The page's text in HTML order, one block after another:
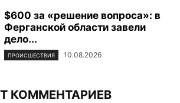
$600 за «решение вопроса»: в
Ферганской области завели
дело...
ПРОИСШЕСТВИЯ 10.08.2026
КОММЕНТАРИЕВ